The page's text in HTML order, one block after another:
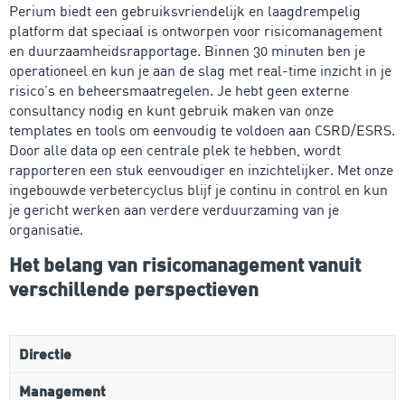
Perium biedt een gebruiksvriendelijk en laagdrempelig
platform dat speciaal is ontworpen voor risicomanagement
en duurzaamheidsrapportage. Binnen 30 minuten ben je
operationeel en kun je aan de slag met real-time inzicht in je
risico’s en beheersmaatregelen. Je hebt geen externe
consultancy nodig en kunt gebruik maken van onze
templates en tools om eenvoudig te voldoen aan CSRD/ESRS.
Door alle data op een centrale plek te hebben, wordt
rapporteren een stuk eenvoudiger en inzichtelijker. Met onze
ingebouwde verbetercyclus blijf je continu in control en kun
je gericht werken aan verdere verduurzaming van je
organisatie.
Het belang van risicomanagement vanuit
verschillende perspectieven
Directie
Management